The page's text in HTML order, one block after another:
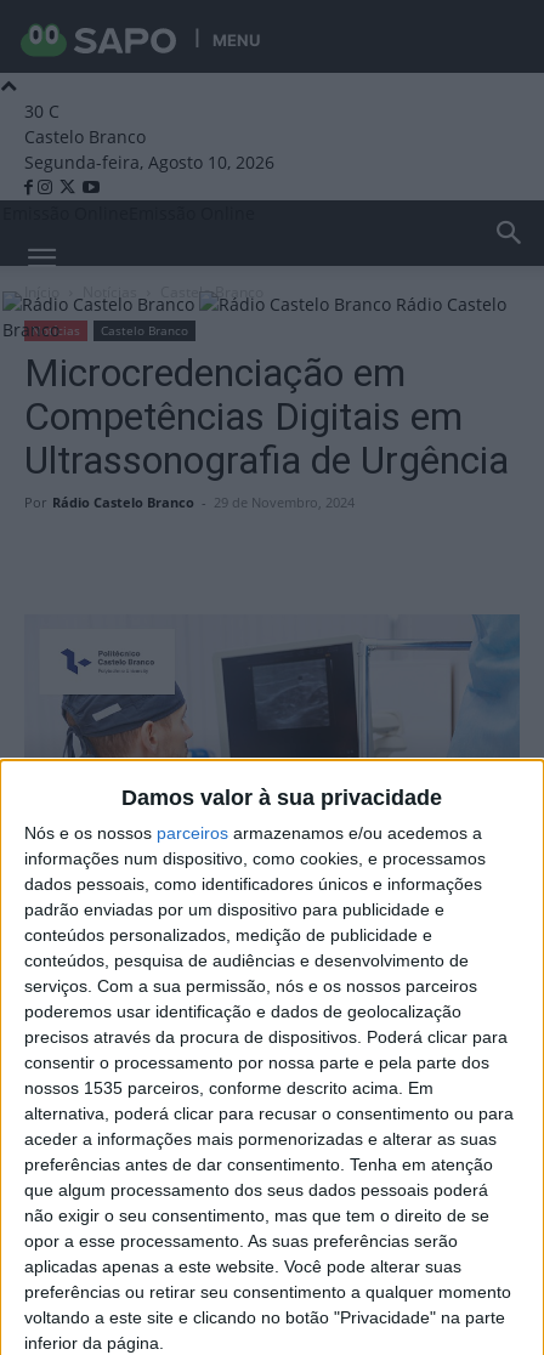
MENU
Damos valor à sua privacidade
Nós e os nossos parceiros armazenamos e/ou acedemos a
informações num dispositivo, como cookies, e processamos
dados pessoais, como identificadores únicos e informações
padrão enviadas por um dispositivo para publicidade e
conteúdos personalizados, medição de publicidade e
conteúdos, pesquisa de audiências e desenvolvimento de
serviços. Com a sua permissão, nós e os nossos parceiros
poderemos usar identificação e dados de geolocalização
precisos através da procura de dispositivos. Poderá clicar para
consentir o processamento por nossa parte e pela parte dos
nossos 1535 parceiros, conforme descrito acima. Em
alternativa, poderá clicar para recusar o consentimento ou para
aceder a informações mais pormenorizadas e alterar as suas
preferências antes de dar consentimento. Tenha em atenção
que algum processamento dos seus dados pessoais poderá
não exigir o seu consentimento, mas que tem o direito de se
opor a esse processamento. As suas preferências serão
aplicadas apenas a este website. Você pode alterar suas
preferências ou retirar seu consentimento a qualquer momento
voltando a este site e clicando no botão "Privacidade" na parte
inferior da página.
30 C
Castelo Branco
Segunda-feira, Agosto 10, 2026
Rádio Castelo
Branco
Castelo Branco
Notícias Castelo Branco
Microcredenciação em
Competências Digitais em
Ultrassonografia de Urgência
Por Rádio Castelo Branco - 29 de Novembro, 2024
O IPCB – Instituto Politécnico de Castelo Branco –
disponibiliza candidaturas para a Microcredenciação em
Competências Digitais em Ultrassonografia de Urgência.
Esta formação vai ser lecionada pela Escola Superior de
Saúde Dr. Lopes Dias, em Castelo Branco, em regime de
B-Learning, em horário pós-laboral e com a atribuição de
5 créditos (ECTS).
As candidaturas são efetuadas exclusivamente online na
página da Rede Politécnica A23 (www.redepolitecnica.pt)
até 5 de janeiro, estando disponíveis apenas 20 vagas.